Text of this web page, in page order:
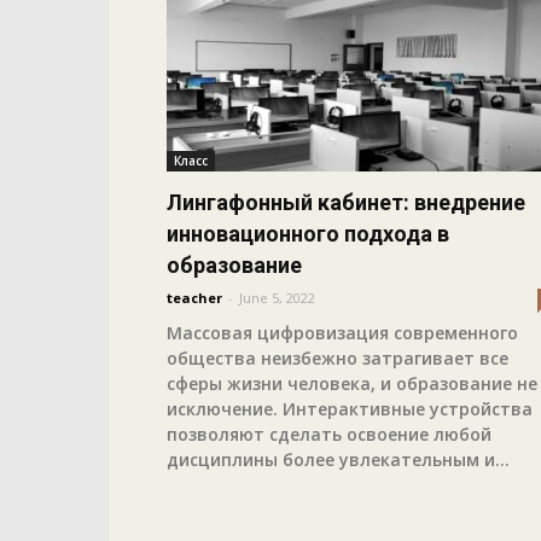
Класс
Лингафонный кабинет: внедрение
инновационного подхода в
образование
teacher - June 5, 2022
Массовая цифровизация современного
общества неизбежно затрагивает все
сферы жизни человека, и образование не
исключение. Интерактивные устройства
позволяют сделать освоение любой
дисциплины более увлекательным и...